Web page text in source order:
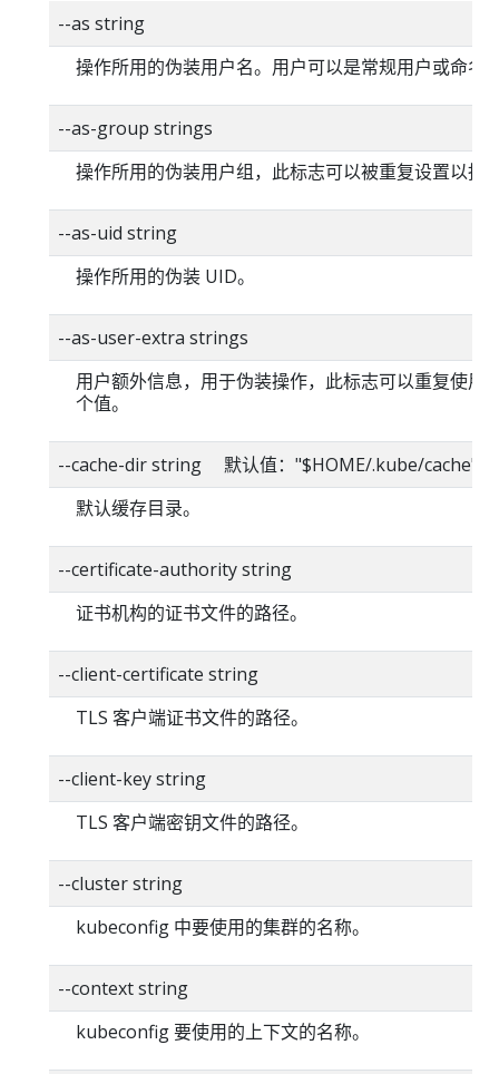
--as string
操作所用的伪装用户名。用户可以是常规用户或命名
--as-group strings
操作所用的伪装用户组，此标志可以被重复设置以指
--as-uid string
操作所用的伪装 UID。
--as-user-extra strings
用户额外信息，用于伪装操作，此标志可以重复使用
个值。
--cache-dir string 默认值："$HOME/.kube/cache"
默认缓存目录。
--certificate-authority string
证书机构的证书文件的路径。
--client-certificate string
TLS 客户端证书文件的路径。
--client-key string
TLS 客户端密钥文件的路径。
--cluster string
kubeconfig 中要使用的集群的名称。
--context string
kubeconfig 要使用的上下文的名称。